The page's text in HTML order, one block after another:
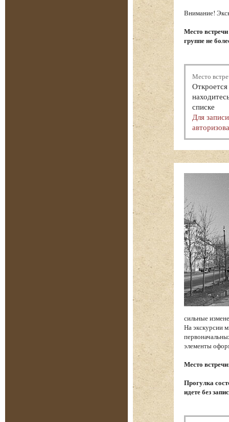
Внимание!
Место
группе не
Место
списке
Для
сильные
На экскурсии
элементы
Место
Прогулка
идете без